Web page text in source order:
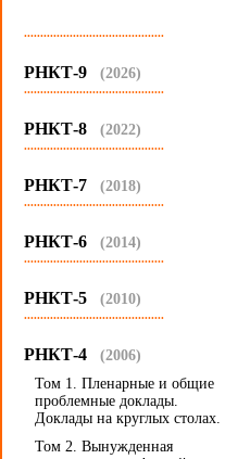
...........................................
РНКТ-9 (2026)
...........................................
РНКТ-8 (2022)
...........................................
РНКТ-7 (2018)
...........................................
РНКТ-6 (2014)
...........................................
РНКТ-5 (2010)
...........................................
РНКТ-4 (2006)
Том 1. Пленарные и общие
проблемные доклады.
Доклады на круглых столах.
Том 2. Вынужденная